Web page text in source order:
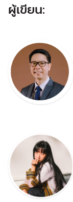
ผู้เขียน: